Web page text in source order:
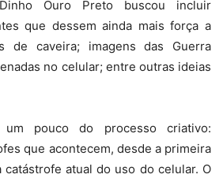
Ouro Preto buscou incluir
que dessem ainda mais força a
de caveira; imagens das Guerra
no celular; entre outras ideias
um pouco do processo criativo:
que acontecem, desde a primeira
atual do uso do celular. O